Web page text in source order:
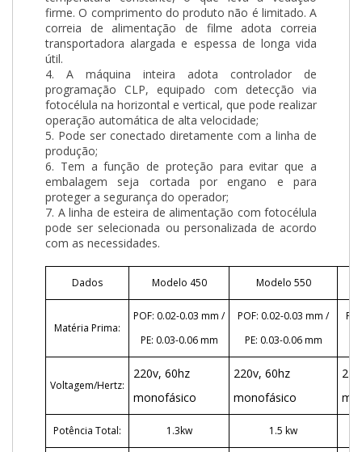
firme. O comprimento do produto não é limitado. A
correia de alimentação de filme adota correia
transportadora alargada e espessa de longa vida
útil.
4. A máquina inteira adota controlador de
programação CLP, equipado com detecção via
fotocélula na horizontal e vertical, que pode realizar
operação automática de alta velocidade;
5. Pode ser conectado diretamente com a linha de
produção;
6. Tem a função de proteção para evitar que a
embalagem seja cortada por engano e para
proteger a segurança do operador;
7. A linha de esteira de alimentação com fotocélula
pode ser selecionada ou personalizada de acordo
com as necessidades.
Dados Modelo 450 Modelo 550
Matéria Prima:
POF: 0.02-0.03 mm /
PE: 0.03-0.06 mm
POF: 0.02-0.03 mm /
PE: 0.03-0.06 mm
Voltagem/Hertz:
220v, 60hz
monofásico
220v, 60hz
monofásico
Potência Total: 1.3kw 1.5 kw